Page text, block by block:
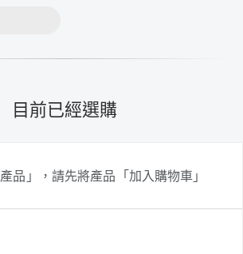
目前已經選購
品」，請先將產品「加入購物車」